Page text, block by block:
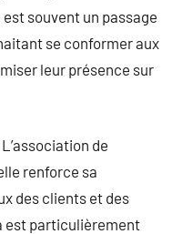
souvent un passage
se conformer aux
leur présence sur
de
renforce sa
des clients et des
est particulièrement